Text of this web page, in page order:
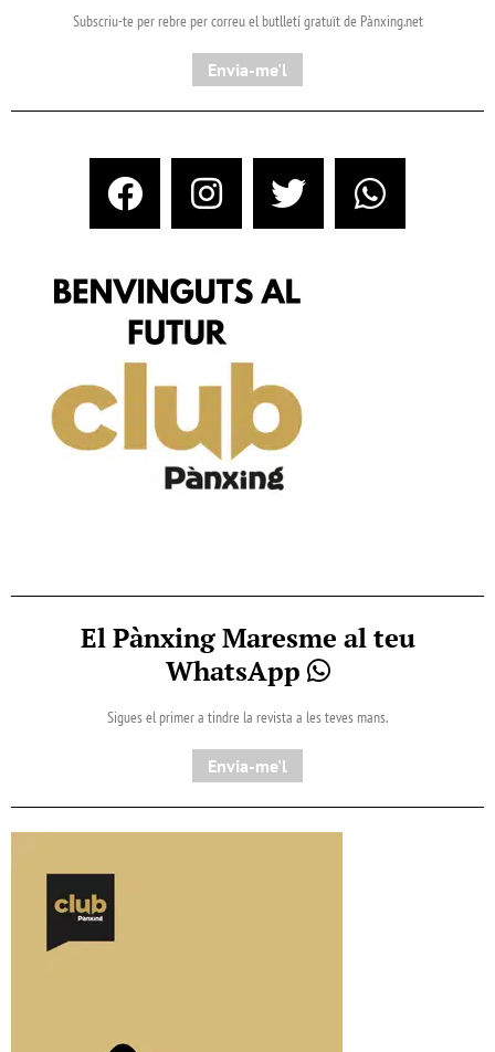
Subscriu-te per rebre per correu el butlletí gratuït de Pànxing.net​
Envia-me'l
El Pànxing Maresme al teu
WhatsApp
Sigues el primer a tindre la revista a les teves mans.
Envia-me'l